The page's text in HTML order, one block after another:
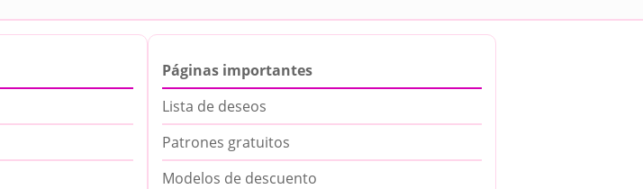
Páginas importantes
Lista de deseos
Patrones gratuitos
Modelos de descuento